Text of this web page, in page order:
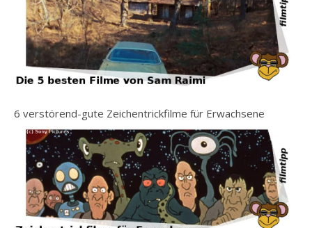
6 verstörend-gute Zeichentrickfilme für Erwachsene